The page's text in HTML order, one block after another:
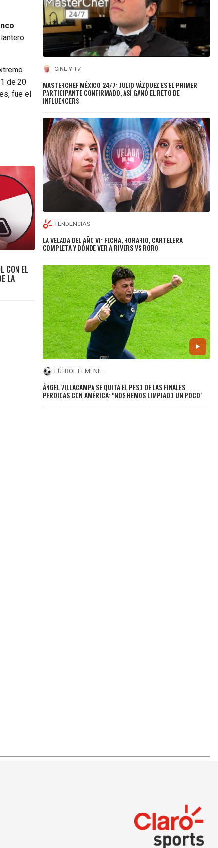
de 20
fue el
CON EL
LA
CINE Y TV
MASTERCHEF MÉXICO 24/7: JULIO VÁZQUEZ ES EL PRIMER
PARTICIPANTE CONFIRMADO, ASÍ GANÓ EL RETO DE
INFLUENCERS
TENDENCIAS
LA VELADA DEL AÑO VI: FECHA, HORARIO, CARTELERA
COMPLETA Y DÓNDE VER A RIVERS VS RORO
FÚTBOL FEMENIL
ÁNGEL VILLACAMPA SE QUITA EL PESO DE LAS FINALES
PERDIDAS CON AMÉRICA: "NOS HEMOS LIMPIADO UN POCO"